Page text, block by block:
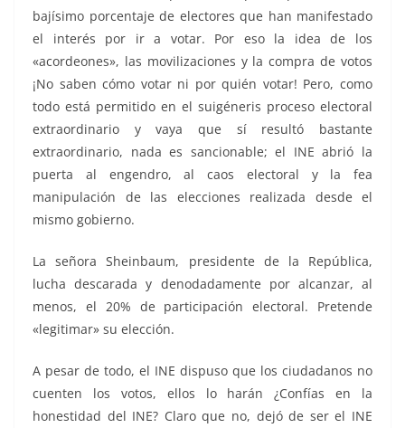
bajísimo porcentaje de electores que han manifestado
el interés por ir a votar. Por eso la idea de los
«acordeones», las movilizaciones y la compra de votos
¡No saben cómo votar ni por quién votar! Pero, como
todo está permitido en el suigéneris proceso electoral
extraordinario y vaya que sí resultó bastante
extraordinario, nada es sancionable; el INE abrió la
puerta al engendro, al caos electoral y la fea
manipulación de las elecciones realizada desde el
mismo gobierno.
La señora Sheinbaum, presidente de la República,
lucha descarada y denodadamente por alcanzar, al
menos, el 20% de participación electoral. Pretende
«legitimar» su elección.
A pesar de todo, el INE dispuso que los ciudadanos no
cuenten los votos, ellos lo harán ¿Confías en la
honestidad del INE? Claro que no, dejó de ser el INE